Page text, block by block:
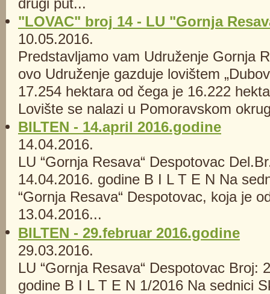
drugi put...
"LOVAC" broj 14 - LU "Gornja
10.05.2016.
Predstavljamo vam Udruženje Gornja
ovo Udruženje gazduje lovištem
17.254 hektara od čega je 16.222
Lovište se nalazi u Pomoravskom
BILTEN - 14.april 2016.godine
14.04.2016.
LU “Gornja Resava“ Despotovac
14.04.2016. godine B I L T E N Na
“Gornja Resava“ Despotovac, koja je
13.04.2016...
BILTEN - 29.februar 2016.godine
29.03.2016.
LU “Gornja Resava“ Despotovac Broj:
godine B I L T E N 1/2016 Na sednici